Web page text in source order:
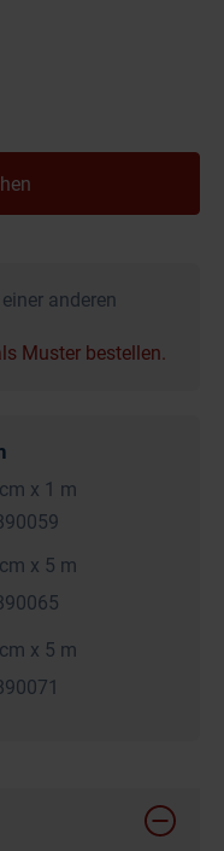
anderen
Muster bestellen.
x 1 m
x 5 m
x 5 m